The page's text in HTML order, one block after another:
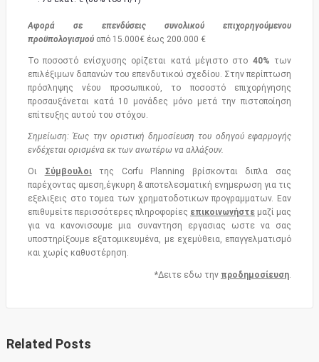
Αφορά σε επενδύσεις συνολικού επιχορηγούμενου
προϋπολογισμού από 15.000€ έως 200.000 €
Το ποσοστό ενίσχυσης ορίζεται κατά μέγιστο στο 40% των
επιλέξιμων δαπανών του επενδυτικού σχεδίου. Στην περίπτωση
πρόσληψης νέου προσωπικού, το ποσοστό επιχορήγησης
προσαυξάνεται κατά 10 μονάδες μόνο μετά την πιστοποίηση
επίτευξης αυτού του στόχου.
Σημείωση: Έως την οριστική δημοσίευση του οδηγού εφαρμογής
ενδέχεται ορισμένα εκ των ανωτέρω να αλλάξουν.
Οι Σύμβουλοιτης Corfu Planning βρίσκονται διπλα σας
παρέχοντας αμεση,έγκυρη & αποτελεσματική ενημερωση για τις
εξελιξεις στο τομεα των χρηματοδοτικων προγραμματων. Εαν
επιθυμείτε περισσότερες πληροφορίες επικοινωνήστε μαζί μας
για να κανονισουμε μια συναντηση εργασιας ωστε να σας
υποστηρίξουμε εξατομικευμένα, με εχεμύθεια, επαγγελματισμό
και χωρίς καθυστέρηση.
*Δειτε εδω την προδημοσίευση
Related Posts